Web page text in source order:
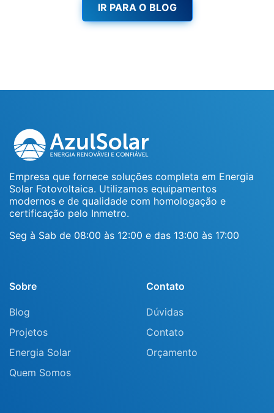
IR PARA O BLOG
Empresa que fornece soluções completa em Energia
Solar Fotovoltaica. Utilizamos equipamentos
modernos e de qualidade com homologação e
certificação pelo Inmetro.
Seg à Sab de 08:00 às 12:00 e das 13:00 às 17:00
Sobre
Blog
Projetos
Energia Solar
Quem Somos
Contato
Dúvidas
Contato
Orçamento